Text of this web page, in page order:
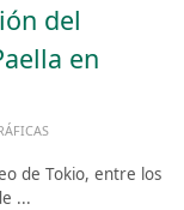
del
en
de Tokio, entre los
...